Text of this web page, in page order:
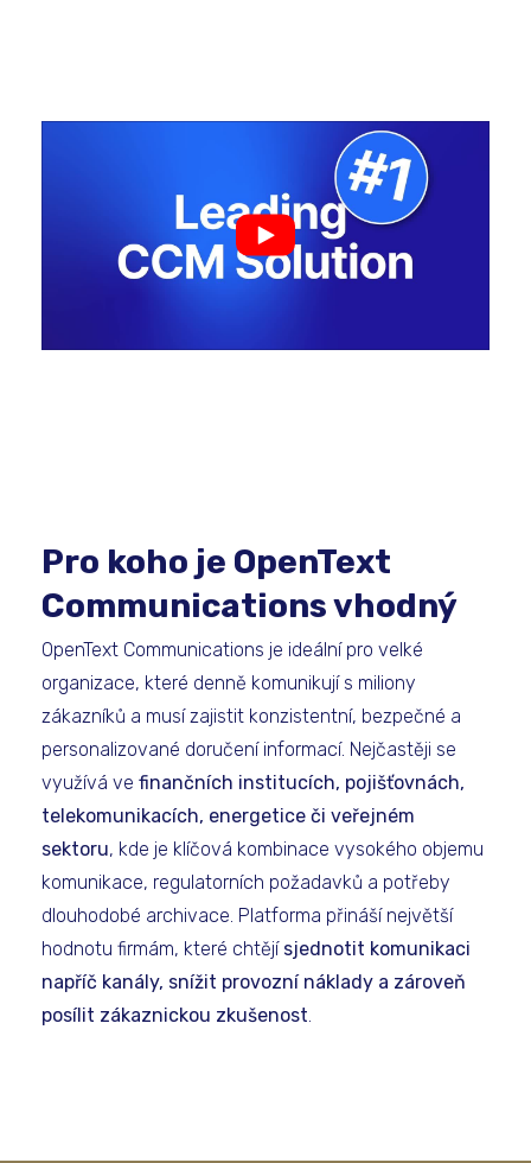
Pro koho je OpenText
Communications vhodný
OpenText Communications je ideální pro velké
organizace, které denně komunikují s miliony
zákazníků a musí zajistit konzistentní, bezpečné a
personalizované doručení informací. Nejčastěji se
využívá ve finančních institucích, pojišťovnách,
telekomunikacích, energetice či veřejném
sektoru, kde je klíčová kombinace vysokého objemu
komunikace, regulatorních požadavků a potřeby
dlouhodobé archivace. Platforma přináší největší
hodnotu firmám, které chtějí sjednotit komunikaci
napříč kanály, snížit provozní náklady a zároveň
posílit zákaznickou zkušenost